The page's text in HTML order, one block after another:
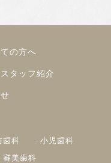
の方へ
スタッフ紹介
歯科 小児歯科
審美歯科